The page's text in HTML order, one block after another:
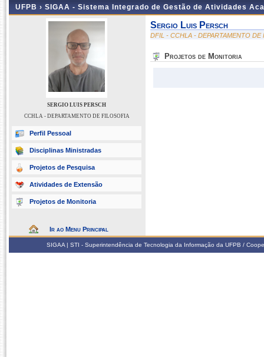
UFPB › SIGAA - Sistema Integrado de Gestão de Atividades
SERGIO LUIS PERSCH
CCHLA - DEPARTAMENTO DE FILOSOFIA
Perfil Pessoal
Disciplinas Ministradas
Projetos de Pesquisa
Atividades de Extensão
Projetos de Monitoria
Ir ao Menu Principal
Sergio Luis Persch
DFIL - CCHLA - DEPARTAMENTO DE
Projetos de Monitoria
SIGAA | STI - Superintendência de Tecnologia da Informação da UFPB /